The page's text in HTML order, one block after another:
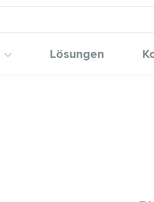
Lösungen